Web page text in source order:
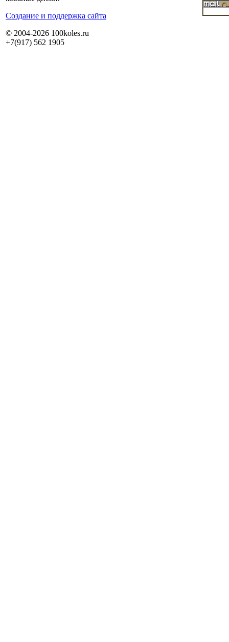
Cоздание и поддержка сайта
© 2004-2026 100koles.ru
+7(917) 562 1905